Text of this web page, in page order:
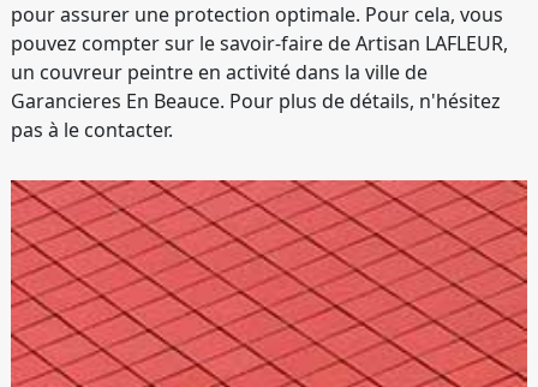
pour assurer une protection optimale. Pour cela, vous
pouvez compter sur le savoir-faire de Artisan LAFLEUR,
un couvreur peintre en activité dans la ville de
Garancieres En Beauce. Pour plus de détails, n'hésitez
pas à le contacter.